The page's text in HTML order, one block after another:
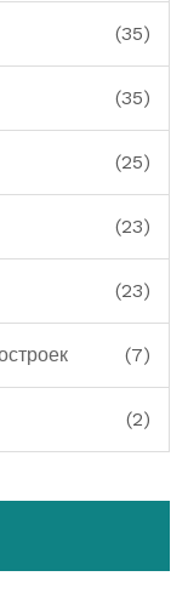
(35)
(35)
(25)
(23)
(23)
(7)
(2)